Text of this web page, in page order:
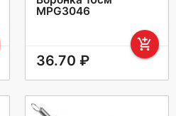
MPG3046
add_shopping_cart
36.70 ₽